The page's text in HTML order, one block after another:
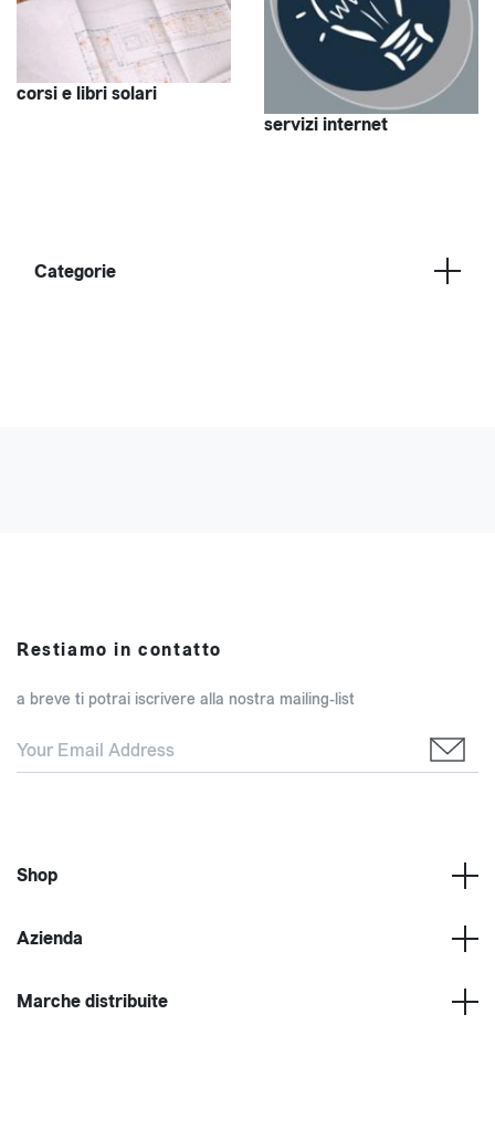
corsi e libri solari
servizi internet
Categorie
Restiamo in contatto
a breve ti potrai iscrivere alla nostra mailing-list
Shop
Azienda
Marche distribuite